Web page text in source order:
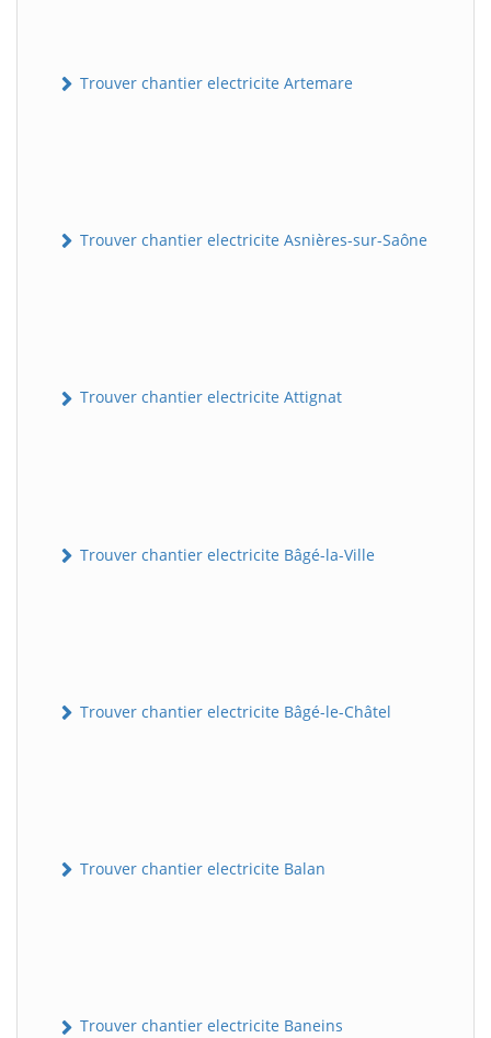
Trouver chantier electricite Artemare
Trouver chantier electricite Asnières-sur-Saône
Trouver chantier electricite Attignat
Trouver chantier electricite Bâgé-la-Ville
Trouver chantier electricite Bâgé-le-Châtel
Trouver chantier electricite Balan
Trouver chantier electricite Baneins